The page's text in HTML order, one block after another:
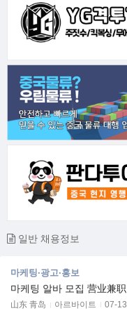
일반 채용정보
마케팅·광고·홍보
마케팅 알바 모집 营业兼职
山东 青岛 아르바이트 07-13